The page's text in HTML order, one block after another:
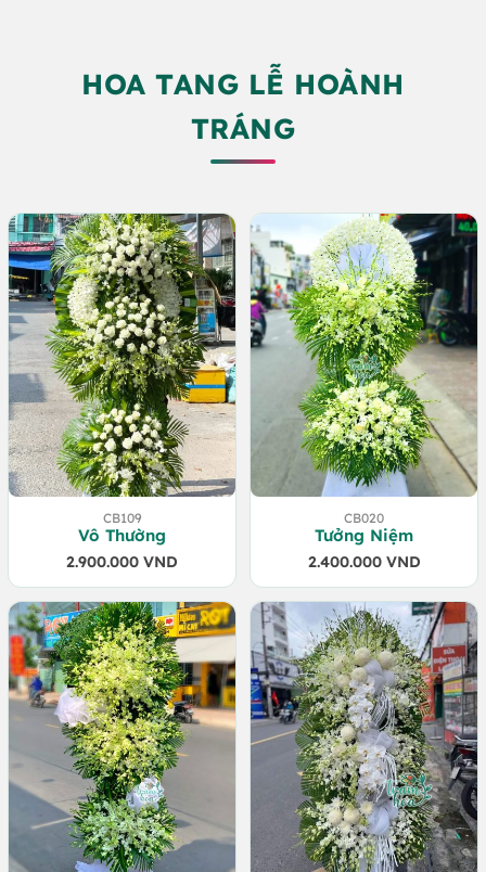
HOA TANG LỄ HOÀNH
TRÁNG
CB109
Vô Thường
2.900.000 VND
CB020
Tưởng Niệm
2.400.000 VND